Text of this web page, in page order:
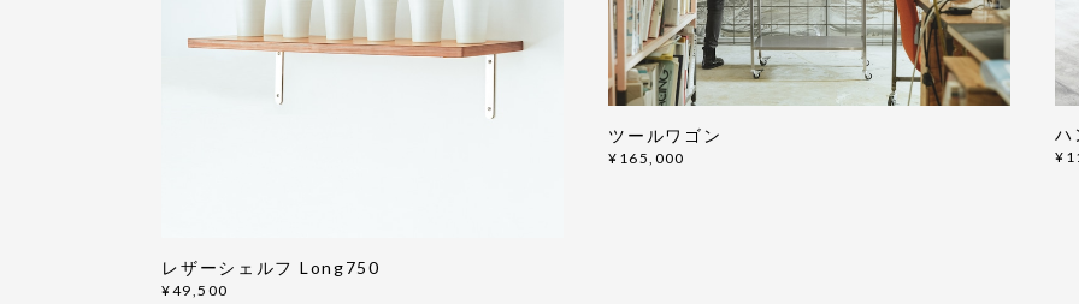
レザーシェルフ Long750
¥49,500
ツールワゴン
¥165,000
ハ